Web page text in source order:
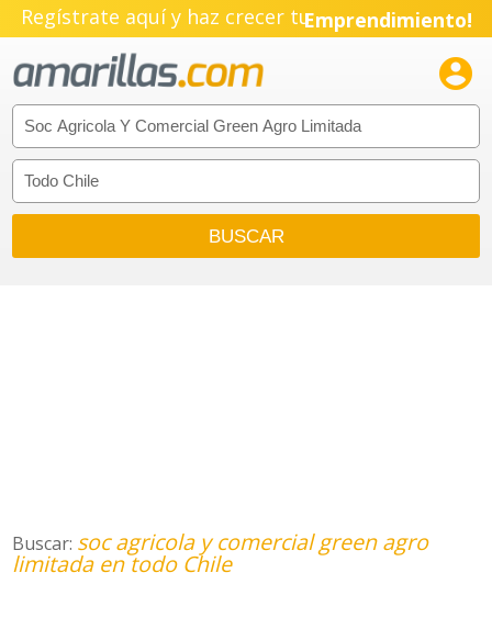
Regístrate aquí y haz crecer tuEmprendimiento!

Buscar: soc agricola y comercial green agro
limitada en todo Chile